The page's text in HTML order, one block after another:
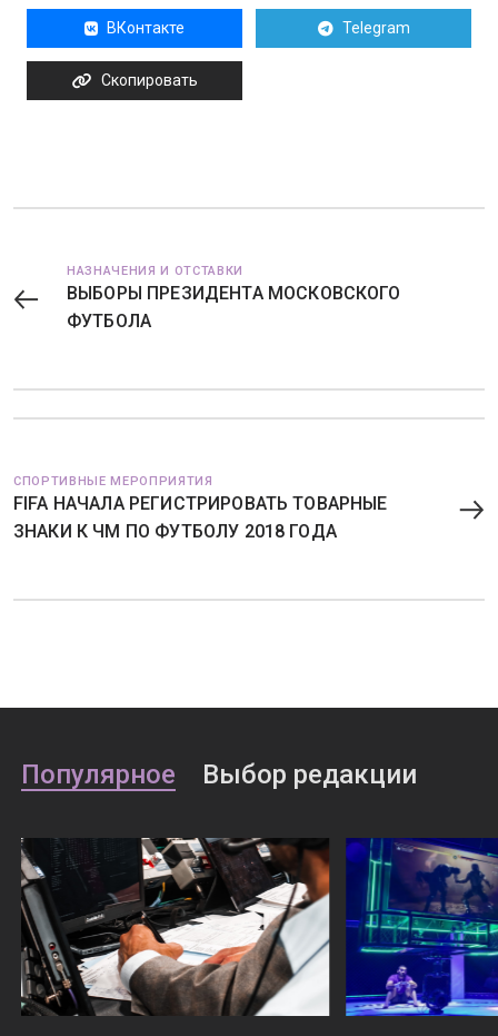
ВКонтакте Telegram
Скопировать
НАЗНАЧЕНИЯ И ОТСТАВКИ
ВЫБОРЫ ПРЕЗИДЕНТА МОСКОВСКОГО
ФУТБОЛА
СПОРТИВНЫЕ МЕРОПРИЯТИЯ
FIFA НАЧАЛА РЕГИСТРИРОВАТЬ ТОВАРНЫЕ
ЗНАКИ К ЧМ ПО ФУТБОЛУ 2018 ГОДА
Популярное Выбор редакции